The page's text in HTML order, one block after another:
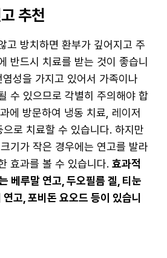
추천
고 방치하면 환부가 깊어지고 주
반드시 치료를 받는 것이 좋습니
성을 가지고 있어서 가족이나
수 있으므로 각별히 주의해야 합
에 방문하여 냉동 치료, 레이저
로 치료할 수 있습니다. 하지만
기가 작은 경우에는 연고를 발라
효과를 볼 수 있습니다. 효과적
베루말 연고, 두오필름 겔, 티눈
고, 포비돈 요오드 등이 있습니